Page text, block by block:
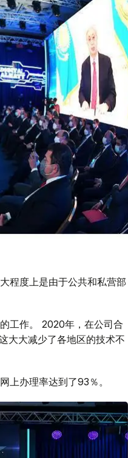
程度上是由于公共和私营部
工作。 2020年，在公司合
大大减少了各地区的技术不
上办理率达到了93％。